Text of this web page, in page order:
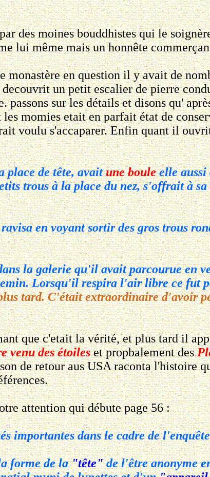
des moines bouddhistes qui le
lui même mais un honnête
en question il y avait de
un petit escalier de pierre
sur les détails et disons qu'
momies etait en parfait état de
voulu s'accaparer. Enfin quant il
place de tête, avaitune bouleelle
trous à la place du nez, s'offrait à
en voyant sortir des gros trous
la galerie qu'il avait parcourue en
Lorsqu'il respira l'air libre ce fut
tard. C'était extraordinaire d'avoir
que c'etait la vérité, et plus tard il
venu des étoileset propbalement des
de retour aus USA raconta l'histoire
attention qui débute page 56 :
importantes dans le cadre de
forme de la"tête"de l'être anonyme